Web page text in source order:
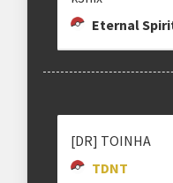
Etapa única
Maiores detalhes
Eternal
[DR] TOINHA
TDNT